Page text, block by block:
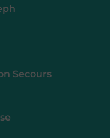
Secours